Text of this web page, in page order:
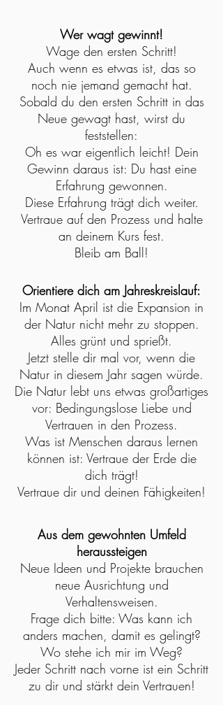
Wer wagt gewinnt!
Wage den ersten Schritt!
Auch wenn es etwas ist, das so
noch nie jemand gemacht hat.
Sobald du den ersten Schritt in das
Neue gewagt hast, wirst du
feststellen:
Oh es war eigentlich leicht! Dein
Gewinn daraus ist: Du hast eine
Erfahrung gewonnen.
Diese Erfahrung trägt dich weiter.
Vertraue auf den Prozess und halte
an deinem Kurs fest.
Bleib am Ball!
Orientiere dich am Jahreskreislauf:
Im Monat April ist die Expansion in
der Natur nicht mehr zu stoppen.
Alles grünt und sprießt.
Jetzt stelle dir mal vor, wenn die
Natur in diesem Jahr sagen würde.
Die Natur lebt uns etwas großartiges
vor: Bedingungslose Liebe und
Vertrauen in den Prozess.
Was ist Menschen daraus lernen
können ist: Vertraue der Erde die
dich trägt!
Vertraue dir und deinen Fähigkeiten!
Aus dem gewohnten Umfeld
heraussteigen
Neue Ideen und Projekte brauchen
neue Ausrichtung und
Verhaltensweisen.
Frage dich bitte: Was kann ich
anders machen, damit es gelingt?
Wo stehe ich mir im Weg?
Jeder Schritt nach vorne ist ein Schritt
zu dir und stärkt dein Vertrauen!